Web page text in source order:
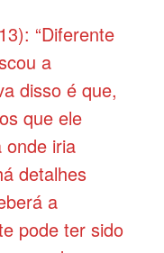
“Diferente
a
disso é que,
que ele
onde iria
detalhes
a
pode ter sido